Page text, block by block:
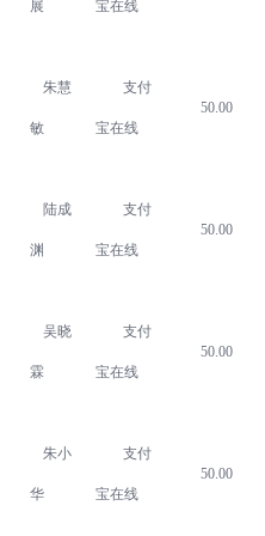
展 宝在线
朱慧
敏
支付
宝在线
50.00
陆成
渊
支付
宝在线
50.00
吴晓
霖
支付
宝在线
50.00
朱小
华
支付
宝在线
50.00